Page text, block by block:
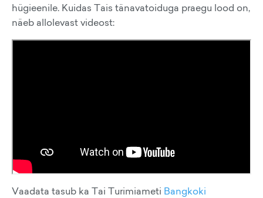
hügieenile. Kuidas Tais tänavatoiduga praegu lood on,
näeb allolevast videost:
Vaadata tasub ka Tai Turimiameti Bangkoki